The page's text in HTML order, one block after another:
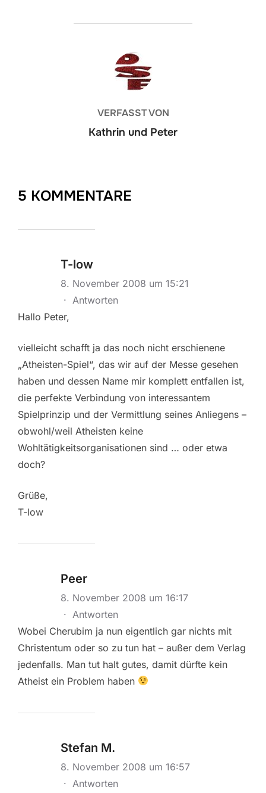
BEITRAGSAUTOR
VERFASST VON
Kathrin und Peter
5 KOMMENTARE
T-low
8. November 2008 um 15:21
· Antworten
Hallo Peter,
vielleicht schafft ja das noch nicht erschienene
„Atheisten-Spiel“, das wir auf der Messe gesehen
haben und dessen Name mir komplett entfallen ist,
die perfekte Verbindung von interessantem
Spielprinzip und der Vermittlung seines Anliegens –
obwohl/weil Atheisten keine
Wohltätigkeitsorganisationen sind … oder etwa
doch?
Grüße,
T-low
Peer
8. November 2008 um 16:17
· Antworten
Wobei Cherubim ja nun eigentlich gar nichts mit
Christentum oder so zu tun hat – außer dem Verlag
jedenfalls. Man tut halt gutes, damit dürfte kein
Atheist ein Problem haben
Stefan M.
8. November 2008 um 16:57
· Antworten